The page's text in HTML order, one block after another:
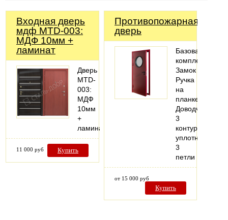
Входная дверь
мдф MTD-003:
МДФ 10мм +
ламинат
Дверь
MTD-
003:
МДФ
10мм
+
ламинат
11 000 руб Купить
Противопожарная
дверь
Базовая
комплектация:
Замок
Ручка
на
планке
Доводчик
3
контура
уплотнения
3
петли
от 15 000 руб
Купить